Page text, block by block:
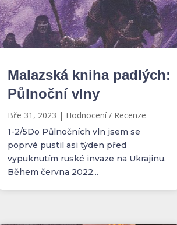
Malazská kniha padlých:
Půlnoční vlny
Bře 31, 2023 | Hodnocení / Recenze
1-2/5Do Půlnočních vln jsem se
poprvé pustil asi týden před
vypuknutím ruské invaze na Ukrajinu.
Během června 2022...